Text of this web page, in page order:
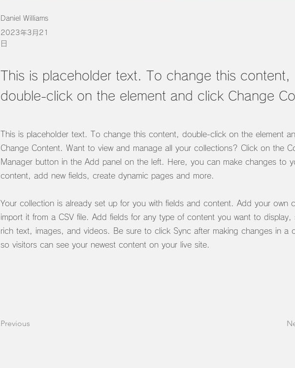
Daniel Williams
2023年3月21
日
This is placeholder text. To change this content,
double-click on the element and click Change
This is placeholder text. To change this content, double-click on the element
Change Content. Want to view and manage all your collections? Click on the
Manager button in the Add panel on the left. Here, you can make changes to
content, add new fields, create dynamic pages and more.
Your collection is already set up for you with fields and content. Add your own
import it from a CSV file. Add fields for any type of content you want to display,
rich text, images, and videos. Be sure to click Sync after making changes in a
so visitors can see your newest content on your live site.
Previous